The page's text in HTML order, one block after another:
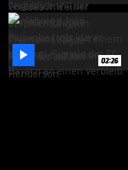
 02:26